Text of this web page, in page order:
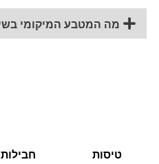
מה המטבע המיקומי
טיסות
חבילות